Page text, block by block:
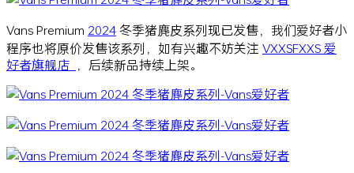
Vans Premium 2024冬季猪麂皮系列现已发售，我们爱好者小
程序也将原价发售该系列，如有兴趣不妨关注 VXXSFXXS 爱
好者旗舰店
，后续新品持续上架。